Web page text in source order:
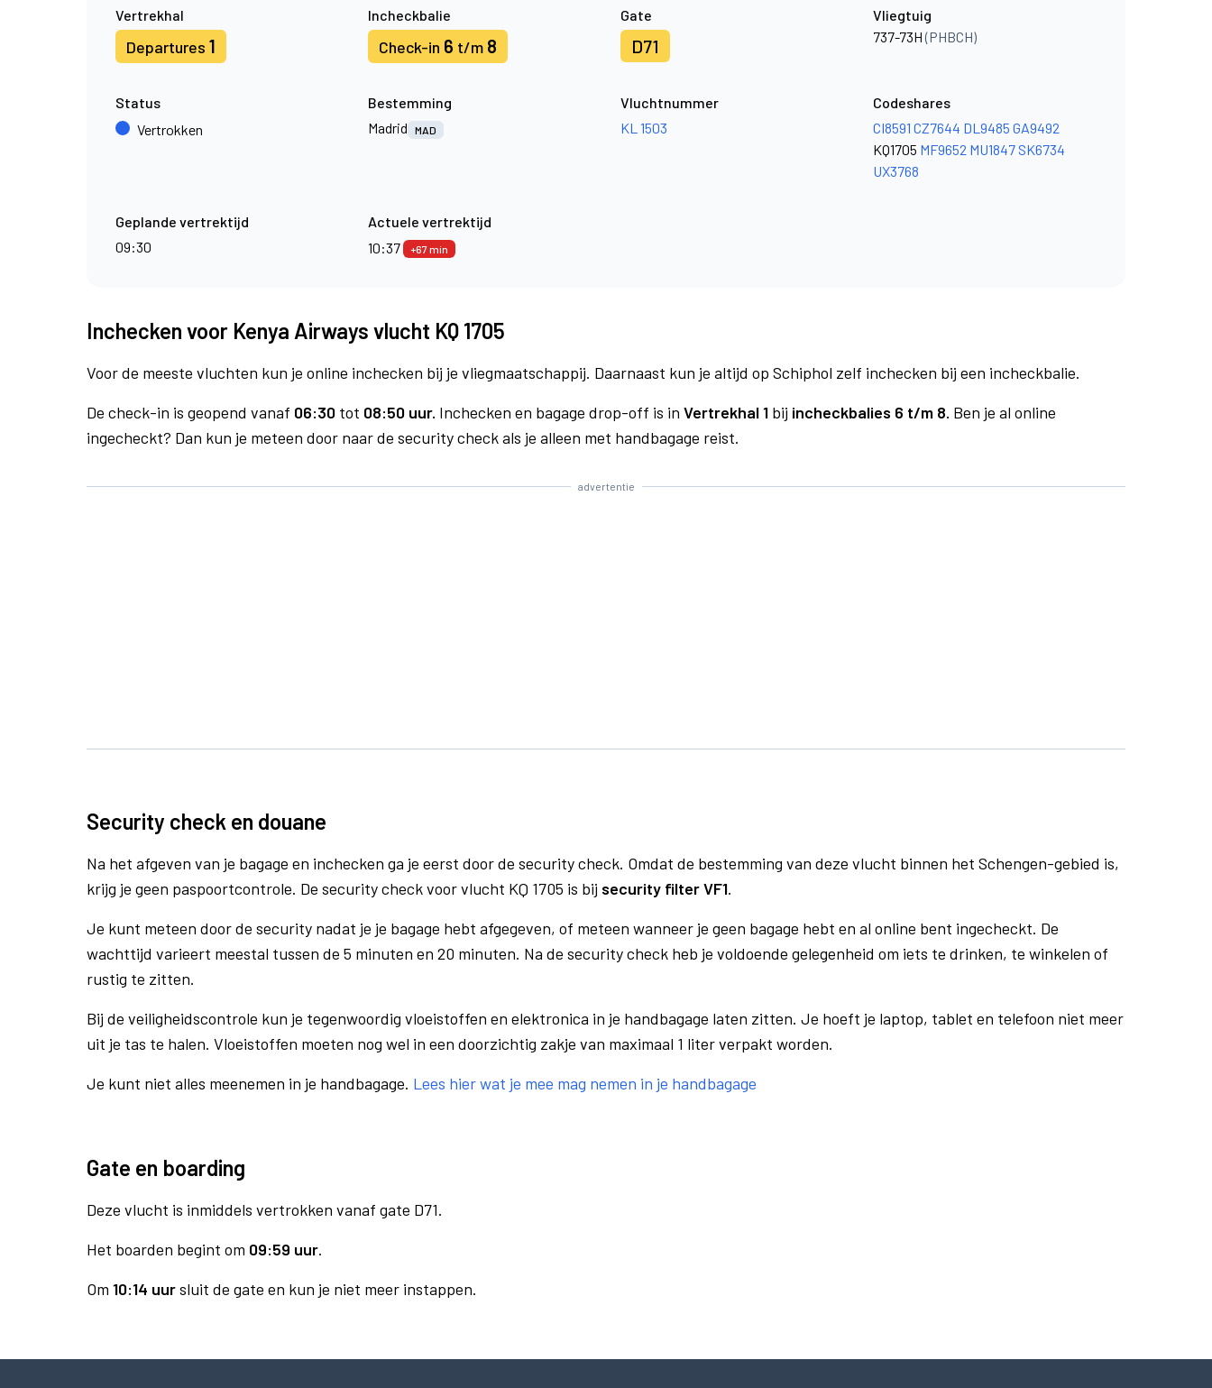
Vertrekhal
Departures 1
Incheckbalie
Check-in 6 t/m 8
Gate
D71
Vliegtuig
737-73H(PHBCH)
Status
Vertrokken
Bestemming
Madrid
MAD
Vluchtnummer
KL 1503
Codeshares
CI8591 CZ7644 DL9485 GA9492
KQ1705 MF9652 MU1847 SK6734
UX3768
Geplande vertrektijd
09:30
Actuele vertrektijd
10:37
+67 min
Inchecken voor Kenya Airways vlucht KQ 1705
Voor de meeste vluchten kun je online inchecken bij je vliegmaatschappij. Daarnaast kun je altijd op Schiphol zelf inchecken bij een incheckbalie.
De check-in is geopend vanaf 06:30 tot 08:50 uur. Inchecken en bagage drop-off is in Vertrekhal 1 bij incheckbalies 6 t/m 8. Ben je al online
ingecheckt? Dan kun je meteen door naar de security check als je alleen met handbagage reist.
advertentie
Security check en douane
Na het afgeven van je bagage en inchecken ga je eerst door de security check. Omdat de bestemming van deze vlucht binnen het Schengen-gebied is,
krijg je geen paspoortcontrole. De security check voor vlucht KQ 1705 is bij security filter VF1.
Je kunt meteen door de security nadat je je bagage hebt afgegeven, of meteen wanneer je geen bagage hebt en al online bent ingecheckt. De
wachttijd varieert meestal tussen de 5 minuten en 20 minuten. Na de security check heb je voldoende gelegenheid om iets te drinken, te winkelen of
rustig te zitten.
Bij de veiligheidscontrole kun je tegenwoordig vloeistoffen en elektronica in je handbagage laten zitten. Je hoeft je laptop, tablet en telefoon niet meer
uit je tas te halen. Vloeistoffen moeten nog wel in een doorzichtig zakje van maximaal 1 liter verpakt worden.
Je kunt niet alles meenemen in je handbagage. Lees hier wat je mee mag nemen in je handbagage
Gate en boarding
Deze vlucht is inmiddels vertrokken vanaf gate D71.
Het boarden begint om 09:59 uur.
Om 10:14 uursluit de gate en kun je niet meer instappen.